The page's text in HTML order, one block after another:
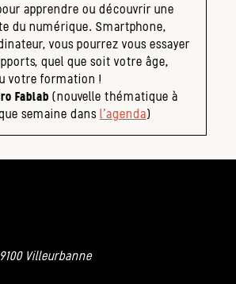
apprendre ou découvrir une
du numérique. Smartphone,
vous pourrez vous essayer
quel que soit votre âge,
votre formation !
Fablab (nouvelle thématique à
semaine dans l’agenda)
Villeurbanne